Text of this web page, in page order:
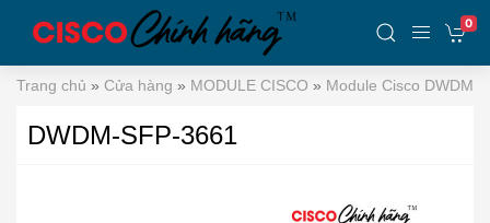
0
Trang chủ » Cửa hàng » MODULE CISCO » Module Cisco DWDM
DWDM-SFP-3661